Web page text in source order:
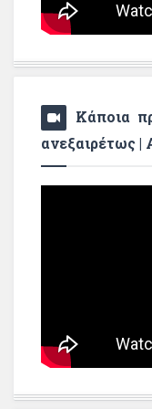
Κάποια
ανεξαιρέτως |